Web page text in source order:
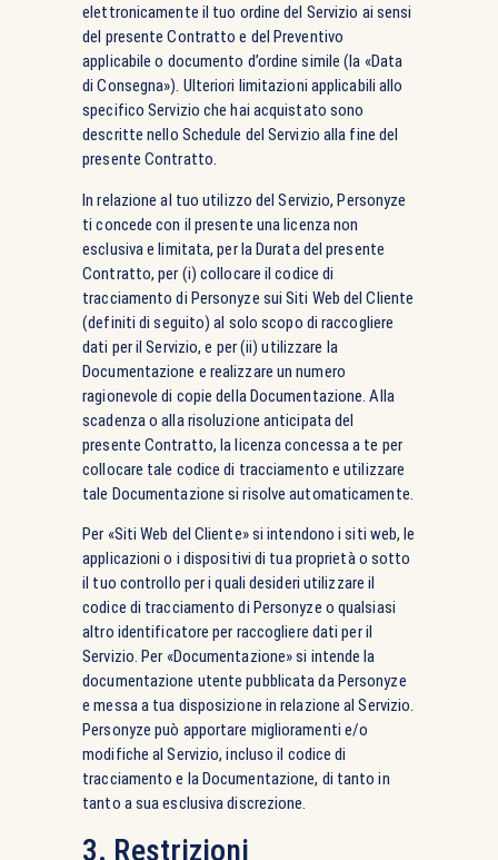
elettronicamente il tuo ordine del Servizio ai sensi
del presente Contratto e del Preventivo
applicabile o documento d’ordine simile (la «Data
di Consegna»). Ulteriori limitazioni applicabili allo
specifico Servizio che hai acquistato sono
descritte nello Schedule del Servizio alla fine del
presente Contratto.
In relazione al tuo utilizzo del Servizio, Personyze
ti concede con il presente una licenza non
esclusiva e limitata, per la Durata del presente
Contratto, per (i) collocare il codice di
tracciamento di Personyze sui Siti Web del Cliente
(definiti di seguito) al solo scopo di raccogliere
dati per il Servizio, e per (ii) utilizzare la
Documentazione e realizzare un numero
ragionevole di copie della Documentazione. Alla
scadenza o alla risoluzione anticipata del
presente Contratto, la licenza concessa a te per
collocare tale codice di tracciamento e utilizzare
tale Documentazione si risolve automaticamente.
Per «Siti Web del Cliente» si intendono i siti web, le
applicazioni o i dispositivi di tua proprietà o sotto
il tuo controllo per i quali desideri utilizzare il
codice di tracciamento di Personyze o qualsiasi
altro identificatore per raccogliere dati per il
Servizio. Per «Documentazione» si intende la
documentazione utente pubblicata da Personyze
e messa a tua disposizione in relazione al Servizio.
Personyze può apportare miglioramenti e/o
modifiche al Servizio, incluso il codice di
tracciamento e la Documentazione, di tanto in
tanto a sua esclusiva discrezione.
3. Restrizioni